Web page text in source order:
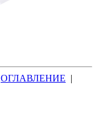
ОГЛАВЛЕНИЕ |